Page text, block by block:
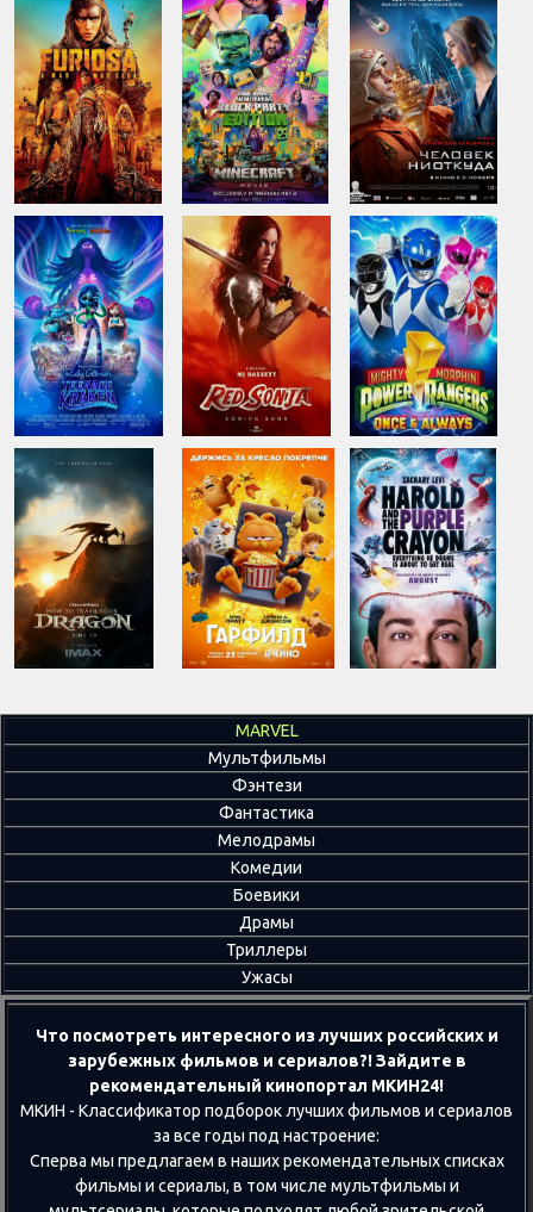
MARVEL
Мультфильмы
Фэнтези
Фантастика
Мелодрамы
Комедии
Боевики
Драмы
Триллеры
Ужасы
Что посмотреть интересного из лучших российских и
зарубежных фильмов и сериалов?! Зайдите в
рекомендательный кинопортал МКИН24!
МКИН - Классификатор подборок лучших фильмов и сериалов
за все годы под настроение:
Сперва мы предлагаем в наших рекомендательных списках
фильмы и сериалы, в том числе мультфильмы и